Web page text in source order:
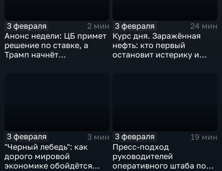
3 февраля
2 мин
Анонс недели: ЦБ примет
решение по ставке, а
Трамп начнёт
3 февраля
24 мин
Курс дня. Заражённая
нефть: кто первый
остановит истерику и
3 февраля
3 мин
"Черный лебедь": как
дорого мировой
экономике обойдётся
3 февраля
19 мин
Пресс-подход
руководителей
оперативного штаба по